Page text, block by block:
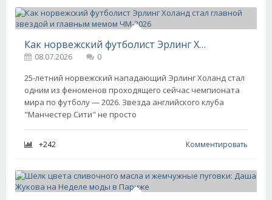
Как норвежский футболист Эрлинг Холанд стал главной звездой и главным мемом ЧМ-2026
08.07.2026
0
25-летний норвежский нападающий Эрлинг Холанд стал
одним из феноменов проходящего сейчас чемпионата
мира по футболу — 2026. Звезда английского клуба
"Манчестер Сити" не просто
+242 Комментировать